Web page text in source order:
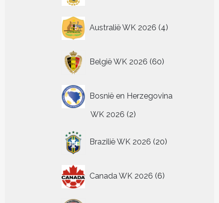
Australië WK 2026 4
producten
België WK 2026 60
producten
Bosnië en Herzegovina
WK 2026 22
Brazilië WK 2026 20
producten
Canada WK 2026 6
producten